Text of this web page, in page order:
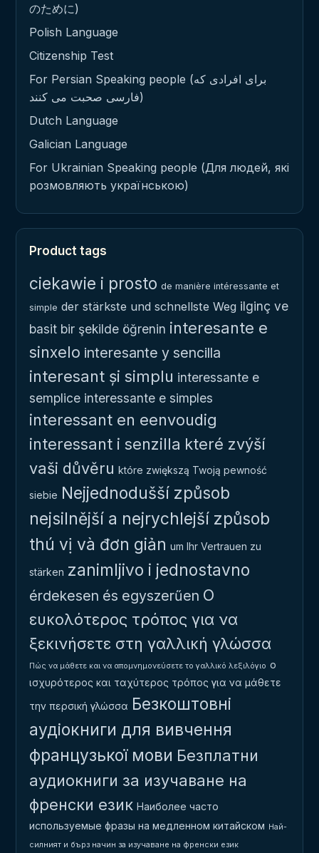
のために)
Polish Language
Citizenship Test
For Persian Speaking people (برای افرادی که
فارسی صحبت می کنند)
Dutch Language
Galician Language
For Ukrainian Speaking people (Для людей, які
розмовляють українською)
Product tags
ciekawie i prosto de manière intéressante et
simple der stärkste und schnellste Weg ilginç ve
basit bir şekilde öğrenin interesante e
sinxelo interesante y sencilla
interesant și simplu interessante e
semplice interessante e simples
interessant en eenvoudig
interessant i senzilla které zvýší
vaši důvěru które zwiększą Twoją pewność
siebie Nejjednodušší způsob
nejsilnější a nejrychlejší způsob
thú vị và đơn giản um Ihr Vertrauen zu
stärken zanimljivo i jednostavno
érdekesen és egyszerűen Ο
ευκολότερος τρόπος για να
ξεκινήσετε στη γαλλική γλώσσα
Πώς να μάθετε και να απομνημονεύσετε το γαλλικό λεξιλόγιο ο
ισχυρότερος και ταχύτερος τρόπος για να μάθετε
την περσική γλώσσα Безкоштовні
аудіокниги для вивчення
французької мови Безплатни
аудиокниги за изучаване на
френски език Наиболее часто
используемые фразы на медленном китайском Най-
силният и бърз начин за изучаване на френски език